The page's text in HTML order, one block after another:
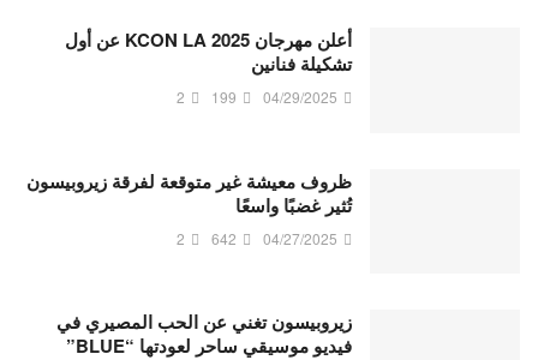
أعلن مهرجان KCON LA 2025 عن أول
تشكيلة فنانين
04/29/2025
199
2
ظروف معيشة غير متوقعة لفرقة زيروبيسون
تُثير غضبًا واسعًا
04/27/2025
642
2
زيروبيسون تغني عن الحب المصيري في
فيديو موسيقي ساحر لعودتها “BLUE”